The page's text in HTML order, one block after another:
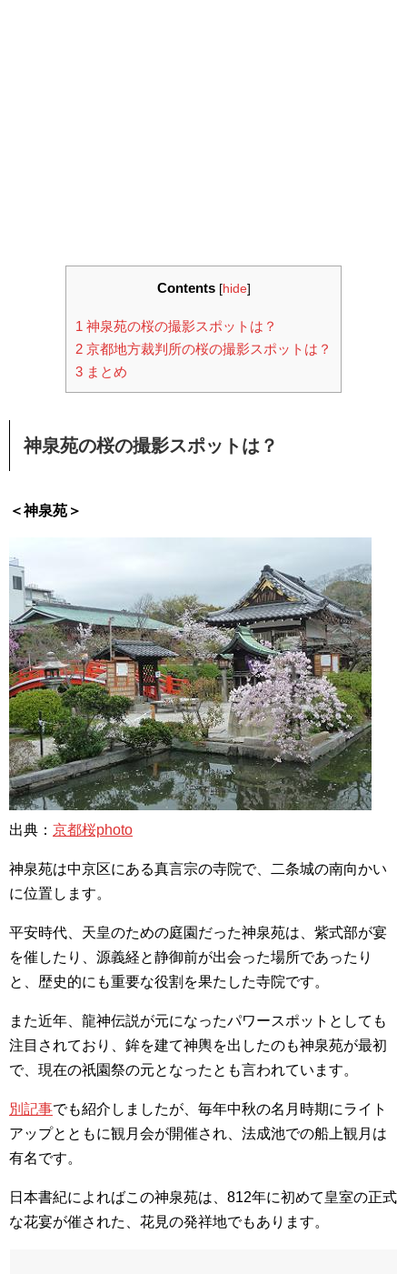
Contents [hide]
1 神泉苑の桜の撮影スポットは？
2 京都地方裁判所の桜の撮影スポットは？
3 まとめ
神泉苑の桜の撮影スポットは？
＜神泉苑＞
出典： 京都桜photo
神泉苑は中京区にある真言宗の寺院で、二条城の南向かい
に位置します。
平安時代、天皇のための庭園だった神泉苑は、紫式部が宴
を催したり、源義経と静御前が出会った場所であったり
と、歴史的にも重要な役割を果たした寺院です。
また近年、龍神伝説が元になったパワースポットとしても
注目されており、鉾を建て神輿を出したのも神泉苑が最初
で、現在の祇園祭の元となったとも言われています。
別記事でも紹介しましたが、毎年中秋の名月時期にライト
アップとともに観月会が開催され、法成池での船上観月は
有名です。
日本書紀によればこの神泉苑は、812年に初めて皇室の正式
な花宴が催された、花見の発祥地でもあります。